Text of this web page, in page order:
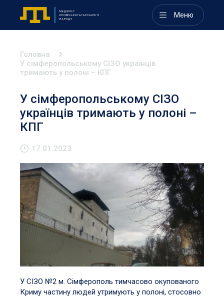
Меню
Головна
У сімферопольському СІЗО українців
тримають у полоні – КПГ
У сімферопольському СІЗО
українців тримають у полоні –
КПГ
17.01.2023
У СІЗО №2 м. Сімферополь тимчасово окупованого
Криму частину людей утримують у полоні, стосовно